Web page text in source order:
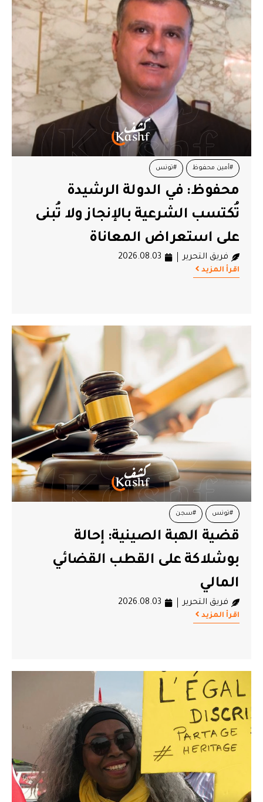
#أمين محفوظ #تونس
محفوظ: في الدولة الرشيدة
تُكتسب الشرعية بالإنجاز ولا تُبنى
على استعراض المعاناة
فريق التحرير 2026.08.03
اقرأ المزيد
#تونس #سجن
قضية الهبة الصينية: إحالة
بوشلاكة على القطب القضائي
المالي
فريق التحرير 2026.08.03
اقرأ المزيد